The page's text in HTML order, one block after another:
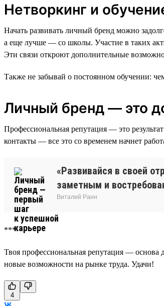
Нетворкинг и
Начать развивать личный бренд можно
а еще лучше — со школы. Участие в таких
Эти связи откроют дополнительные
Также не забывай о постоянном обучении:
Личный бренд — это
Профессиональная репутация — это
контакты — все это со временем начнет
«Развивайся в своей
заметным и
Виталий Ранн
***
Твоя профессиональная репутация — основа
новые возможности на рынке труда. Удачи!
4